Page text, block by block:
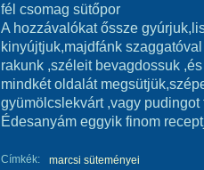
fél csomag sütőpor
A hozzávalókat őssze
kinyújtjuk,majdfánk
rakunk ,széleit bevagdossuk
mindkét oldalát
gyümölcslekvárt ,vagy
Édesanyám eggyik finom
Címkék:
marcsi süteményei